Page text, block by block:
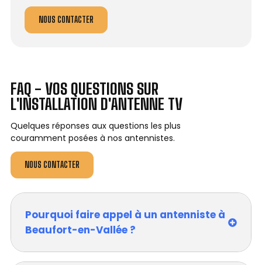
NOUS CONTACTER
FAQ - VOS QUESTIONS SUR
L'INSTALLATION D'ANTENNE TV
Quelques réponses aux questions les plus
couramment posées à nos antennistes.
NOUS CONTACTER
Pourquoi faire appel à un antenniste à
Beaufort-en-Vallée ?